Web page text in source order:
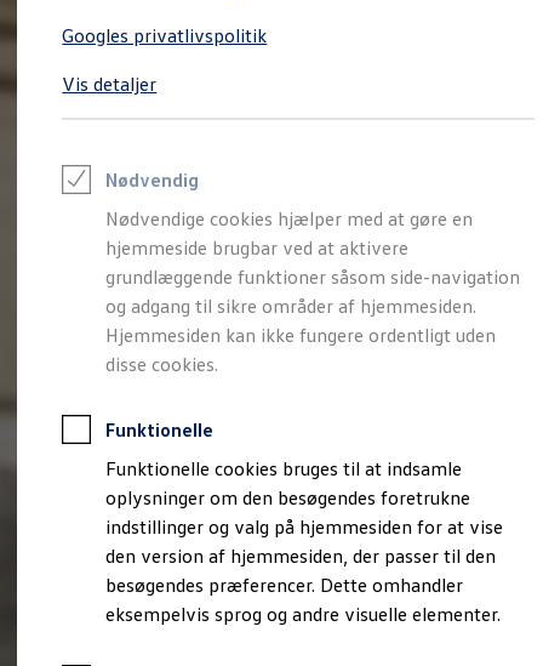
Googles privatlivspolitik
Vis detaljer
Nødvendig
Nødvendige cookies hjælper med at gøre en
hjemmeside brugbar ved at aktivere
grundlæggende funktioner såsom side-navigation
og adgang til sikre områder af hjemmesiden.
Hjemmesiden kan ikke fungere ordentligt uden
disse cookies.
Funktionelle
Funktionelle cookies bruges til at indsamle
oplysninger om den besøgendes foretrukne
indstillinger og valg på hjemmesiden for at vise
den version af hjemmesiden, der passer til den
besøgendes præferencer. Dette omhandler
eksempelvis sprog og andre visuelle elementer.
Opladning og Rækkevidde
Opladning med Clever
We Charge
Udregn din rækkevidde
Teknologi og Batteri
Varmepumpe
Energieffektivitet
Teaser Battery Regulation
Software og konnektivitet
ID. Software 6.0
ID.- softwareversioner og opdateringer
Grænseflader til din ID.
Privatleasing
Book en prøvetur
Bestil et tilbud
Brugte biler
Pendlerleasing
Budgetberegner
Firmabil
Vejen til en ny Volkswagen
Online Privatleasing